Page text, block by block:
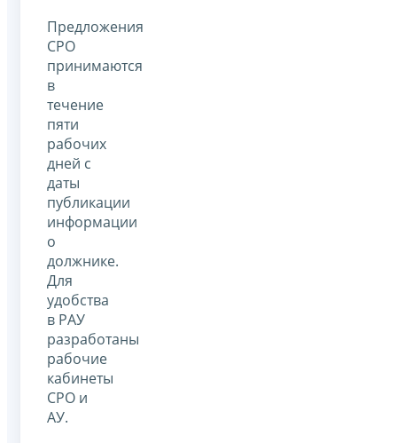
Предложения
СРО
принимаются
в
течение
пяти
рабочих
дней с
даты
публикации
информации
о
должнике.
Для
удобства
в РАУ
разработаны
рабочие
кабинеты
СРО и
АУ.